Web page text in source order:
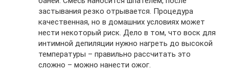
застывания резко отрывается. Процедура
качественная, но в домашних условиях может
нести некоторый риск. Дело в том, что воск для
интимной депиляции нужно нагреть до высокой
температуры – правильно рассчитать это
сложно – можно нанести ожог.